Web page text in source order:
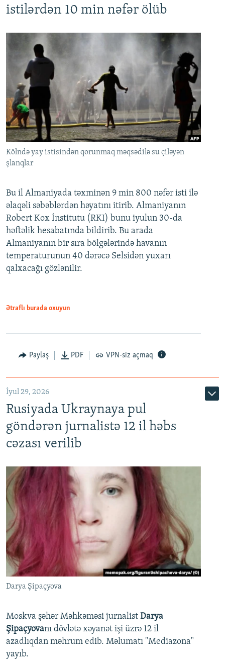
istilərdən 10 min nəfər ölüb
Kölndə yay istisindən qorunmaq məqsədilə su çiləyən
şlanqlar
Bu il Almaniyada təxminən 9 min 800 nəfər isti ilə
əlaqəli səbəblərdən həyatını itirib. Almaniyanın
Robert Kox İnstitutu (RKI) bunu iyulun 30-da
həftəlik hesabatında bildirib. Bu arada
Almaniyanın bir sıra bölgələrində havanın
temperaturunun 40 dərəcə Selsidən yuxarı
qalxacağı gözlənilir.
Ətraflı burada oxuyun
Paylaş PDF VPN-siz açmaq
İyul 29, 2026
Rusiyada Ukraynaya pul
göndərən jurnalistə 12 il həbs
cəzası verilib
Darya Şipaçyova
Moskva şəhər Məhkəməsi jurnalist Darya
Şipaçyovanı dövlətə xəyanət işi üzrə 12 il
azadlıqdan məhrum edib. Məlumatı "Mediazona"
yayıb.